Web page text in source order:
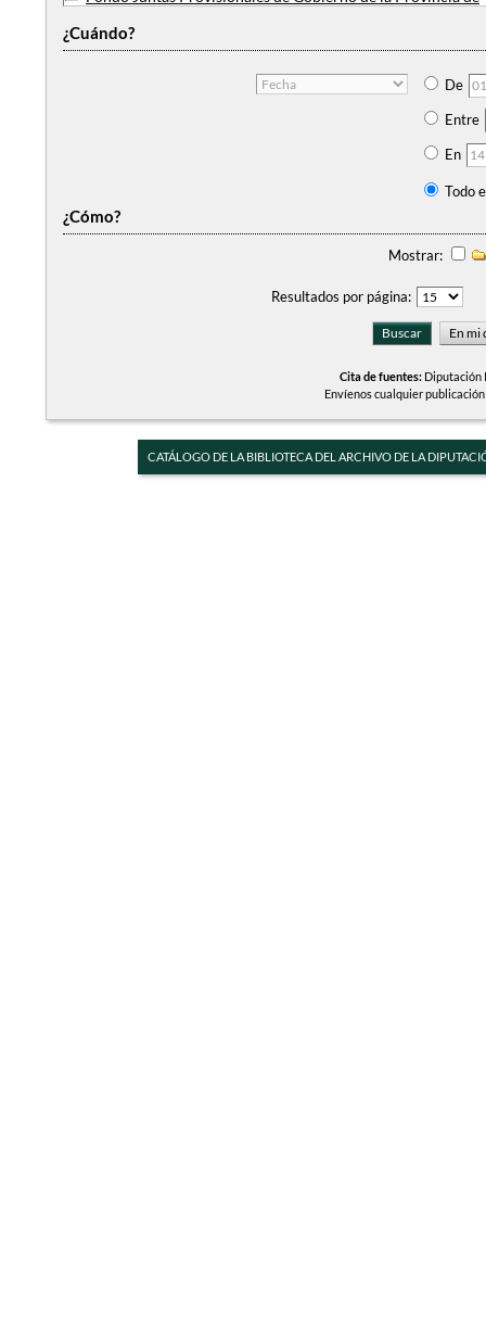
Colección planos de la Intendencia de la Provincia de
Fondo Hospital de Santa Cruz de Niños Expósitos de Toledo
¿Cuándo?
De
Entre
En
Todo
¿Cómo?
Mostrar:
Resultados por página:
Cita de fuentes:Diputación
Envíenos cualquier
CATÁLOGO DE LA BIBLIOTECA DEL ARCHIVO DE LA